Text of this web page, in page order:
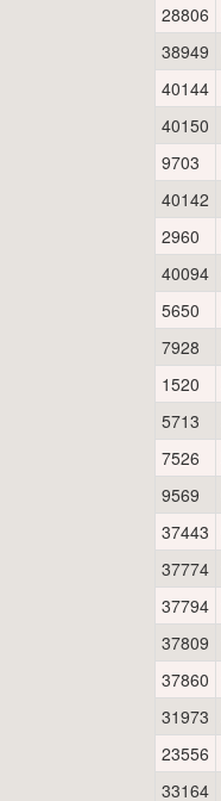
28806
38949
40144
40150
9703
40142
2960
40094
5650
7928
1520
5713
7526
9569
37443
37774
37794
37809
37860
31973
23556
33164